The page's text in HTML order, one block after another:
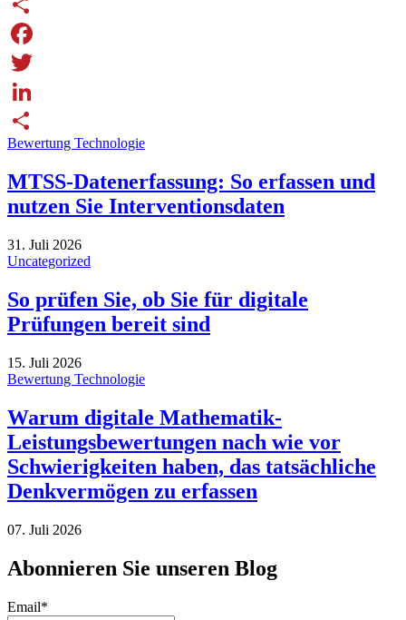
Share
Facebook
Twitter
LinkedIn
Share
Bewertung Technologie
MTSS-Datenerfassung: So erfassen und
nutzen Sie Interventionsdaten
31. Juli 2026
Uncategorized
So prüfen Sie, ob Sie für digitale
Prüfungen bereit sind
15. Juli 2026
Bewertung Technologie
Warum digitale Mathematik-
Leistungsbewertungen nach wie vor
Schwierigkeiten haben, das tatsächliche
Denkvermögen zu erfassen
07. Juli 2026
Abonnieren Sie unseren Blog
Email*